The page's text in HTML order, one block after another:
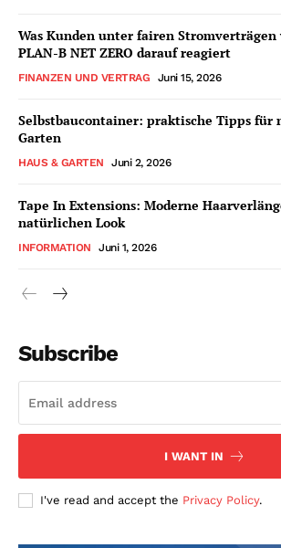
Was Kunden unter fairen Stromverträgen
PLAN-B NET ZERO darauf reagiert
FINANZEN UND VERTRAG Juni 15, 2026
Selbstbaucontainer: praktische Tipps für
Garten
HAUS & GARTEN Juni 2, 2026
Tape In Extensions: Moderne
natürlichen Look
INFORMATION Juni 1, 2026
Subscribe
I WANT IN
I've read and accept the Privacy Policy.